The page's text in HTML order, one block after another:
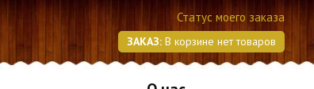
Статус моего заказа
ЗАКАЗ: В корзине нет товаров